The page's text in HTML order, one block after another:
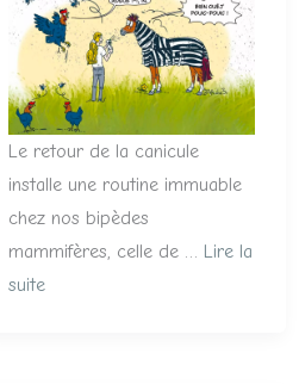
Le retour de la canicule
installe une routine immuable
chez nos bipèdes
mammifères, celle de … Lire la
suite